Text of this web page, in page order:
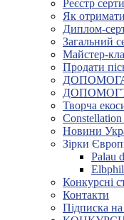
Реєстр
Як
Диплом-
Загальний
Майстер-
Продати
Творча
Новини
Зірки
Palau
Конкурсні
Контакти
Підписка